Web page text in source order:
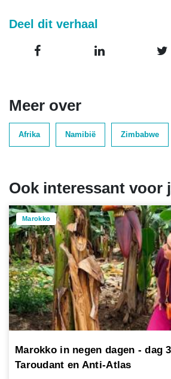
Deel dit verhaal
Meer over
Afrika Namibië Zimbabwe
Ook interessant voor
Marokko
Marokko in negen dagen - dag
Taroudant en Anti-Atlas